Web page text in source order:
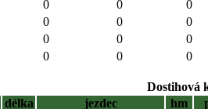
0 0
0
0 0
0
0 0
0
0 0 0
Dostihová
délka jezdec hm